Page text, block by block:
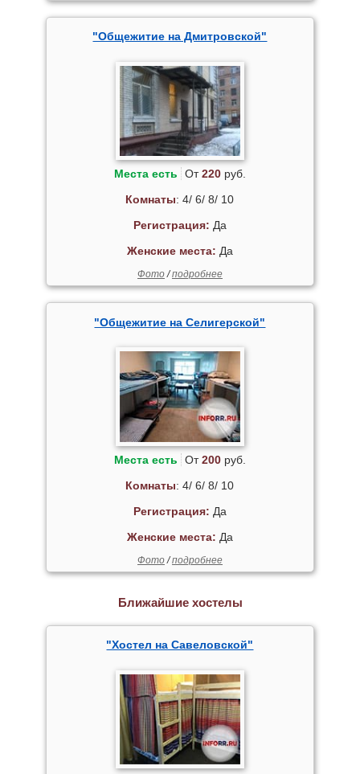
"Общежитие на Дмитровской"
Места есть От220руб.
Комнаты: 4/ 6/ 8/ 10
Регистрация: Да
Женские места: Да
Фото/подробнее
"Общежитие на Селигерской"
Места есть От200руб.
Комнаты: 4/ 6/ 8/ 10
Регистрация: Да
Женские места: Да
Фото/подробнее
Ближайшие хостелы
"Хостел на Савеловской"